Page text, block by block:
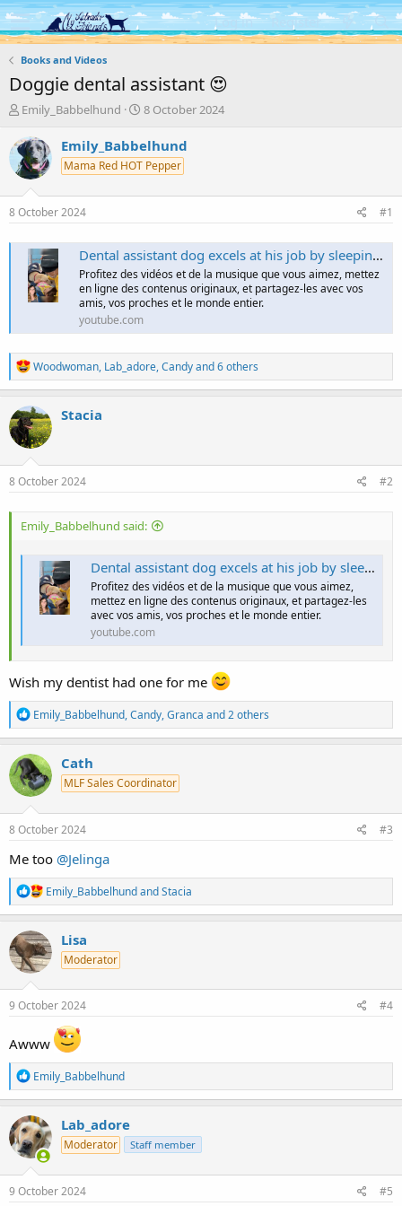
Log in Register
Books and Videos
Doggie dental assistant 😍
T
r
e
a
s
t
Emily_Babbelhund
S
a
r
t
8 October 2024
Emily_Babbelhund
Mama Red HOT Pepper
8 October 2024 #1
Dental assistant dog excels at his job by sleeping on patients 🐕 #dogswithjobs #shorts #dog
Profitez des vidéos et de la musique que vous aimez, mettez
en ligne des contenus originaux, et partagez-les avec vos
amis, vos proches et le monde entier.
youtube.com
R
e
a
c
t
i
o
n
s
Woodwoman, Lab_adore,Candyand 6 others
Stacia
8 October 2024 #2
Emily_Babbelhund said:
Dental assistant dog excels at his job by sleeping on patients 🐕 #dogswithjobs #shorts #dog
Profitez des vidéos et de la musique que vous aimez,
mettez en ligne des contenus originaux, et partagez-les
avec vos amis, vos proches et le monde entier.
youtube.com
Wish my dentist had one for me
R
e
a
c
t
i
o
n
s
Emily_Babbelhund,Candy,Granca and 2 others
Cath
MLF Sales Coordinator
8 October 2024 #3
Me too @Jelinga
R
e
a
t
i
n
s
Emily_BabbelhundandStacia
Lisa
Moderator
9 October 2024 #4
Awww
R
e
a
c
t
i
o
n
s
Emily_Babbelhund
Lab_adore
Moderator Staff member
9 October 2024 #5